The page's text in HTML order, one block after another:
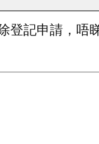
登記申請，唔